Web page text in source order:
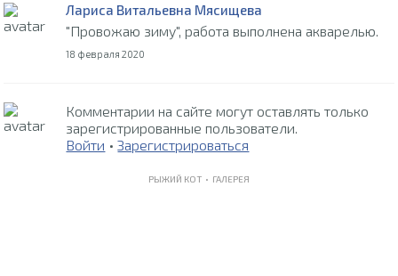
Лариса Витальевна Мясищева
"Провожаю зиму", работа выполнена акварелью.
18 февраля 2020
Комментарии на сайте могут оставлять только
зарегистрированные пользователи.
Войти •Зарегистрироваться
РЫЖИЙ КОТ • ГАЛЕРЕЯ